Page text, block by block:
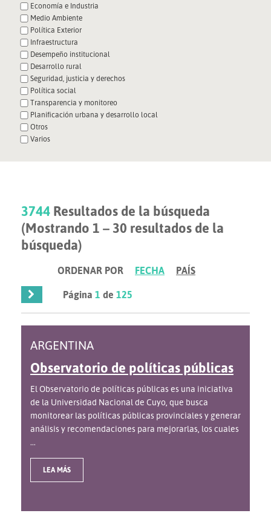
Economía e Industria
Medio Ambiente
Política Exterior
Infraestructura
Desempeño institucional
Desarrollo rural
Seguridad, justicia y derechos
Política social
Transparencia y monitoreo
Planificación urbana y desarrollo local
Otros
Varios
3744 Resultados de la búsqueda
(Mostrando 1 – 30 resultados de la
búsqueda)
ORDENAR POR FECHA
PAÍS
Página1 de125
ARGENTINA
Observatorio de políticas públicas
El Observatorio de políticas públicas es una iniciativa
de la Universidad Nacional de Cuyo, que busca
monitorear las políticas públicas provinciales y generar
análisis y recomendaciones para mejorarlas, los cuales
...
LEA MÁS